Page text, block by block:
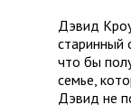
Дэвид
старинный
что бы
семье,
Дэвид не